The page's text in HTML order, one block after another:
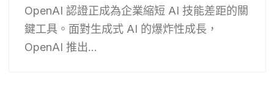
OpenAI 認證正成為企業縮短 AI 技能差距的關
鍵工具。面對生成式 AI 的爆炸性成長，
OpenAI 推出...